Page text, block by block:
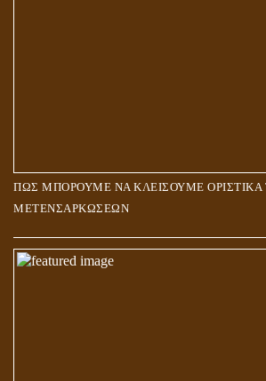
ΠΩΣ ΜΠΟΡΟΥΜΕ ΝΑ ΚΛΕΙΣΟΥΜΕ
ΜΕΤΕΝΣΑΡΚΩΣΕΩΝ